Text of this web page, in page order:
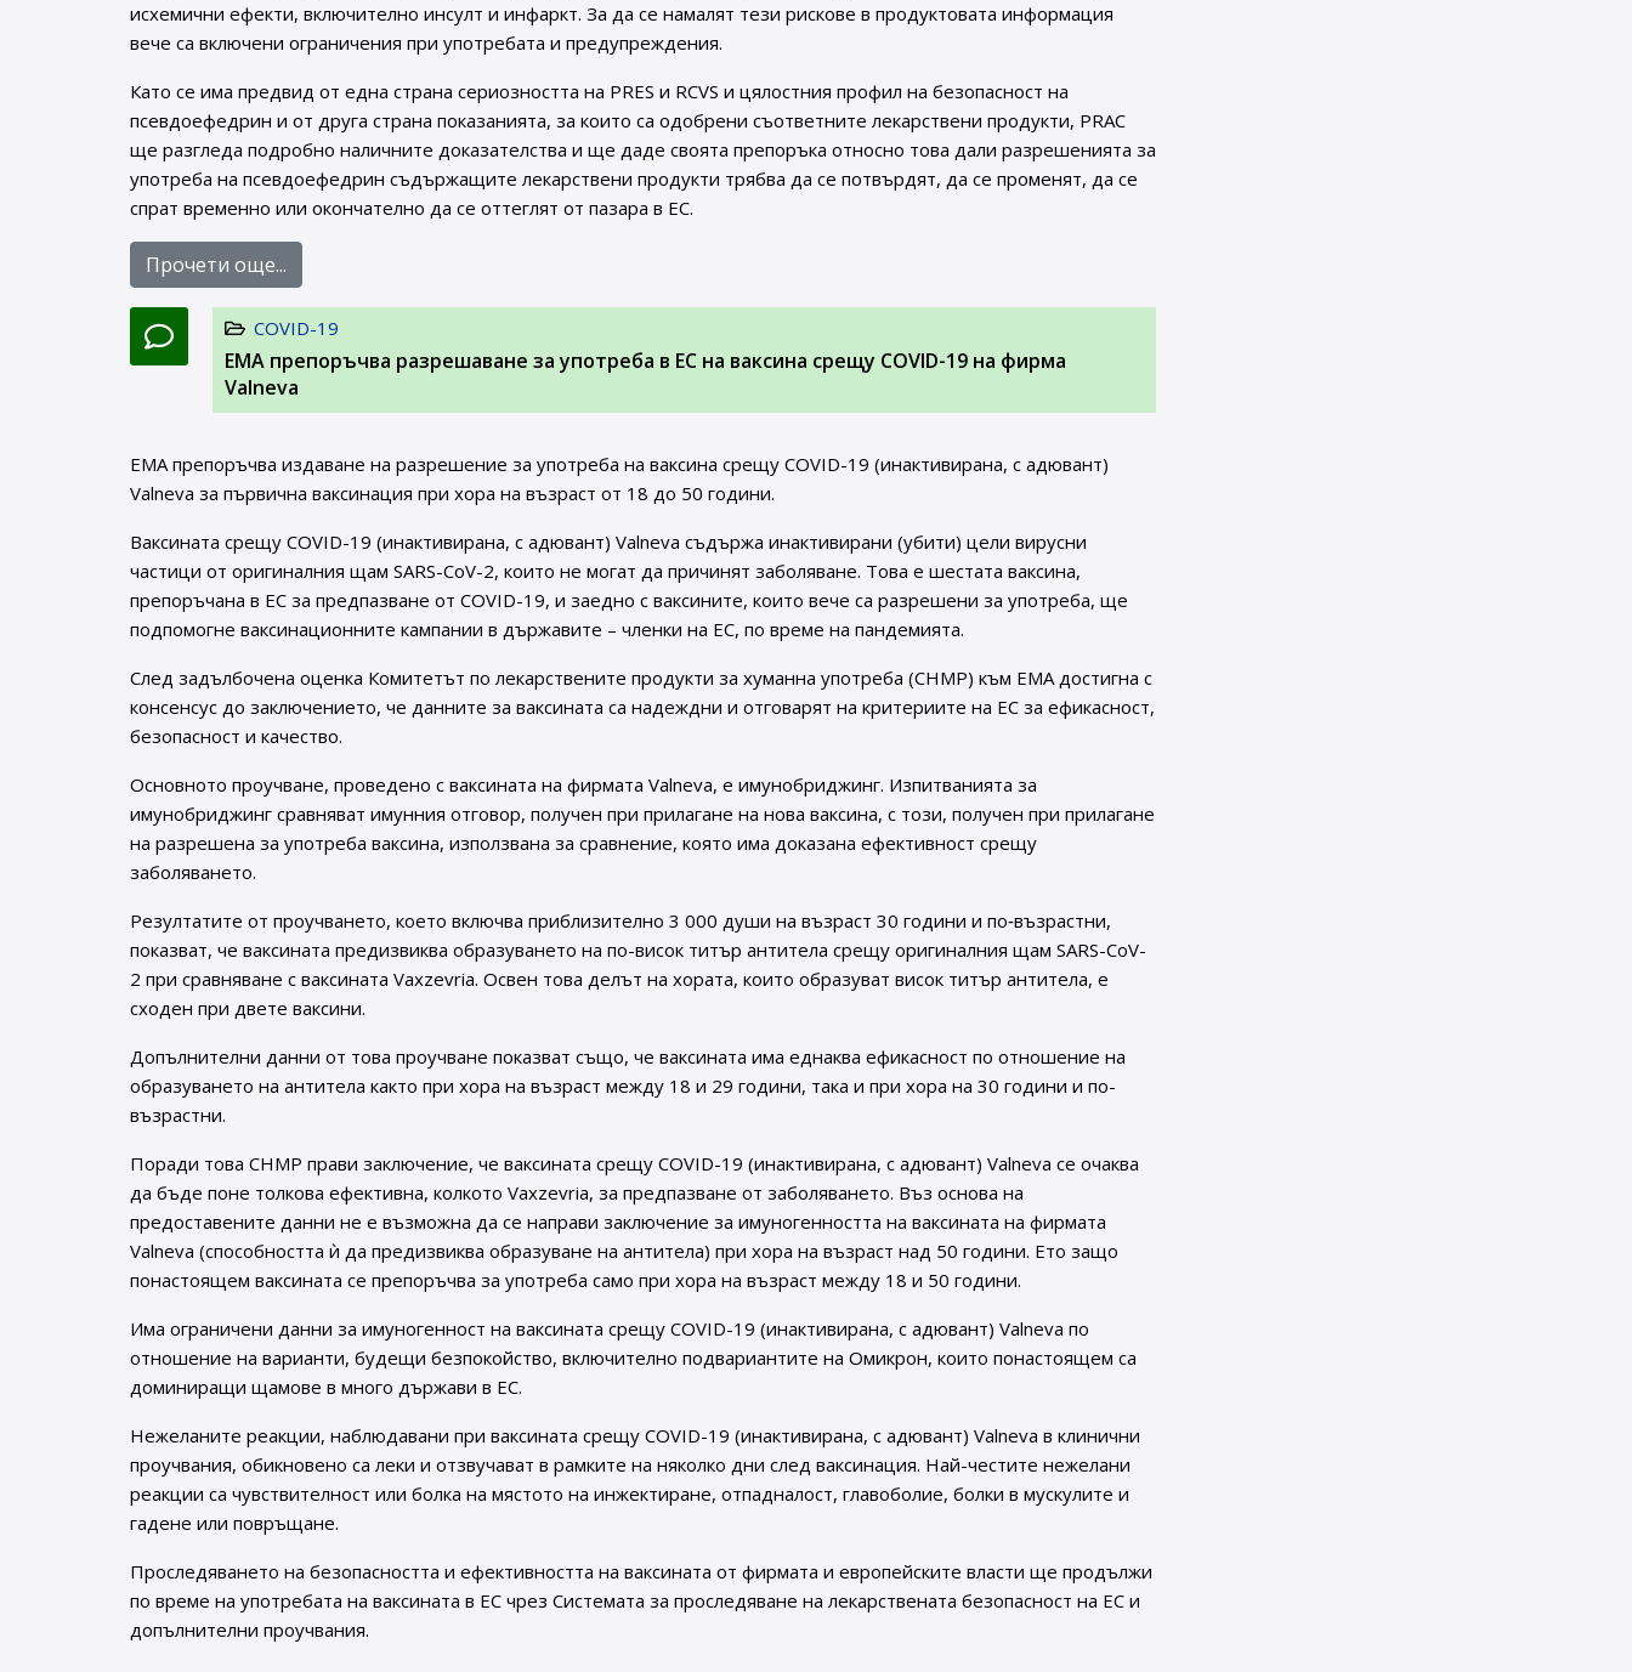
исхемични ефекти, включително инсулт и инфаркт. За да се намалят тези рискове в продуктовата информация
вече са включени ограничения при употребата и предупреждения.
Като се има предвид от една страна сериозността на PRES и RCVS и цялостния профил на безопасност на
псевдоефедрин и от друга страна показанията, за които са одобрени съответните лекарствени продукти, PRAC
ще разгледа подробно наличните доказателства и ще даде своята препоръка относно това дали разрешенията за
употреба на псевдоефедрин съдържащите лекарствени продукти трябва да се потвърдят, да се променят, да се
спрат временно или окончателно да се оттеглят от пазара в ЕС.
Прочети още...
COVID-19
EMA препоръчва разрешаване за употреба в ЕС на ваксина срещу COVID-19 на фирма
Valneva
EMA препоръчва издаване на разрешение за употреба на ваксина срещу COVID-19 (инактивирана, с адювант)
Valneva за първична ваксинация при хора на възраст от 18 до 50 години.
Ваксината срещу COVID-19 (инактивирана, с адювант) Valneva съдържа инактивирани (убити) цели вирусни
частици от оригиналния щам SARS-CoV-2, които не могат да причинят заболяване. Това е шестата ваксина,
препоръчана в ЕС за предпазване от COVID-19, и заедно с ваксините, които вече са разрешени за употреба, ще
подпомогне ваксинационните кампании в държавите – членки на ЕС, по време на пандемията.
След задълбочена оценка Комитетът по лекарствените продукти за хуманна употреба (CHMP) към ЕМА достигна с
консенсус до заключението, че данните за ваксината са надеждни и отговарят на критериите на ЕС за ефикасност,
безопасност и качество.
Основното проучване, проведено с ваксината на фирмата Valneva, е имунобриджинг. Изпитванията за
имунобриджинг сравняват имунния отговор, получен при прилагане на нова ваксина, с този, получен при прилагане
на разрешена за употреба ваксина, използвана за сравнение, която има доказана ефективност срещу
заболяването.
Резултатите от проучването, което включва приблизително 3 000 души на възраст 30 години и по‑възрастни,
показват, че ваксината предизвиква образуването на по-висок титър антитела срещу оригиналния щам SARS-CoV-
2 при сравняване с ваксината Vaxzevria. Освен това делът на хората, които образуват висок титър антитела, е
сходен при двете ваксини.
Допълнителни данни от това проучване показват също, че ваксината има еднаква ефикасност по отношение на
образуването на антитела както при хора на възраст между 18 и 29 години, така и при хора на 30 години и по-
възрастни.
Поради това CHMP прави заключение, че ваксината срещу COVID-19 (инактивирана, с адювант) Valneva се очаква
да бъде поне толкова ефективна, колкото Vaxzevria, за предпазване от заболяването. Въз основа на
предоставените данни не е възможна да се направи заключение за имуногенността на ваксината на фирмата
Valneva (способността ѝ да предизвиква образуване на антитела) при хора на възраст над 50 години. Ето защо
понастоящем ваксината се препоръчва за употреба само при хора на възраст между 18 и 50 години.
Има ограничени данни за имуногенност на ваксината срещу COVID-19 (инактивирана, с адювант) Valneva по
отношение на варианти, будещи безпокойство, включително подвариантите на Омикрон, които понастоящем са
доминиращи щамове в много държави в ЕС.
Нежеланите реакции, наблюдавани при ваксината срещу COVID-19 (инактивирана, с адювант) Valneva в клинични
проучвания, обикновено са леки и отзвучават в рамките на няколко дни след ваксинация. Най-честите нежелани
реакции са чувствителност или болка на мястото на инжектиране, отпадналост, главоболие, болки в мускулите и
гадене или повръщане.
Проследяването на безопасността и ефективността на ваксината от фирмата и европейските власти ще продължи
по време на употребата на ваксината в ЕС чрез Системата за проследяване на лекарствената безопасност на ЕС и
допълнителни проучвания.